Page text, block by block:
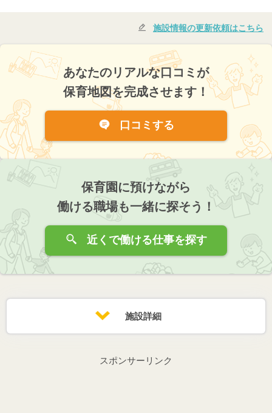
施設情報の更新依頼はこちら
あなたのリアルな口コミが
保育地図を完成させます！
口コミする
保育園に預けながら
働ける職場も一緒に探そう！
近くで働ける仕事を探す
施設詳細
スポンサーリンク